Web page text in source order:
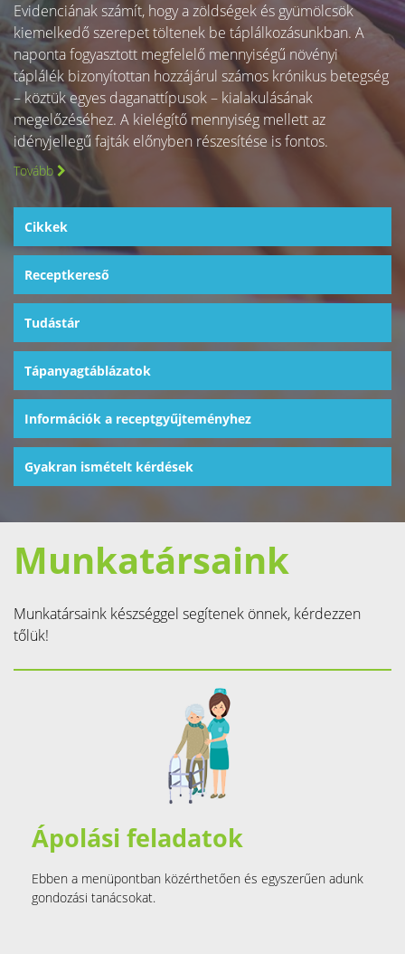
Evidenciának számít, hogy a zöldségek és gyümölcsök
kiemelkedő szerepet töltenek be táplálkozásunkban. A
naponta fogyasztott megfelelő mennyiségű növényi
táplálék bizonyítottan hozzájárul számos krónikus betegség
– köztük egyes daganattípusok – kialakulásának
megelőzéséhez. A kielégítő mennyiség mellett az
idényjellegű fajták előnyben részesítése is fontos.
Tovább
Cikkek
Receptkereső
Tudástár
Tápanyagtáblázatok
Információk a receptgyűjteményhez
Gyakran ismételt kérdések
Munkatársaink
Munkatársaink készséggel segítenek önnek, kérdezzen
tőlük!
Ápolási feladatok
Ebben a menüpontban közérthetően és egyszerűen adunk
gondozási tanácsokat.